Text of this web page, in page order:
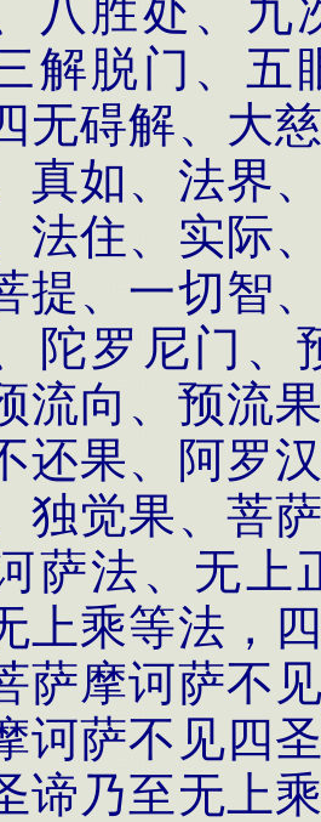
八胜处、九
解脱门、五
无碍解、大
真如、法界
法住、实际
提、一切智
陀罗尼门、
流向、预流
还果、阿罗
独觉果、菩
萨法、无上
上乘等法，
萨摩诃萨不
诃萨不见四
谛乃至无上